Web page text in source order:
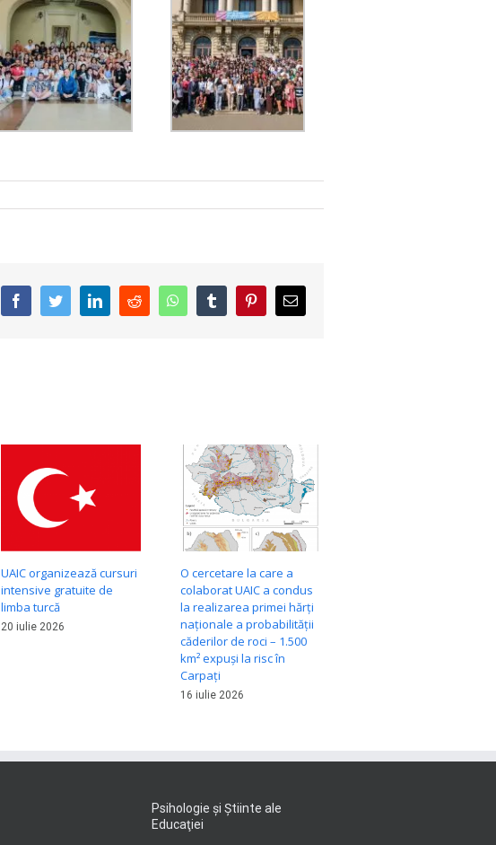
facebooktwitter linkedinreddit whatsapptumblr pinterestE-
mail:
UAIC organizează cursuri
intensive gratuite de
limba turcă
20 iulie 2026
O cercetare la care a
colaborat UAIC a condus
la realizarea primei hărți
naționale a probabilității
căderilor de roci – 1.500
km² expuși la risc în
Carpați
16 iulie 2026
Psihologie şi Ştiinte ale
Educaţiei